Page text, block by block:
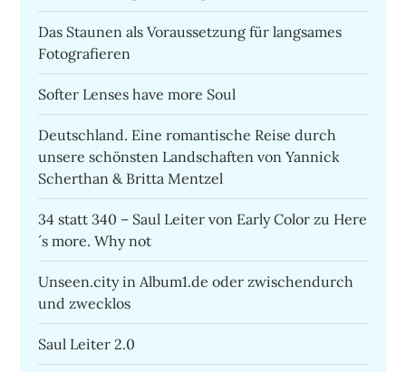
Das Staunen als Voraussetzung für langsames
Fotografieren
Softer Lenses have more Soul
Deutschland. Eine romantische Reise durch
unsere schönsten Landschaften von Yannick
Scherthan & Britta Mentzel
34 statt 340 – Saul Leiter von Early Color zu Here
´s more. Why not
Unseen.city in Album1.de oder zwischendurch
und zwecklos
Saul Leiter 2.0